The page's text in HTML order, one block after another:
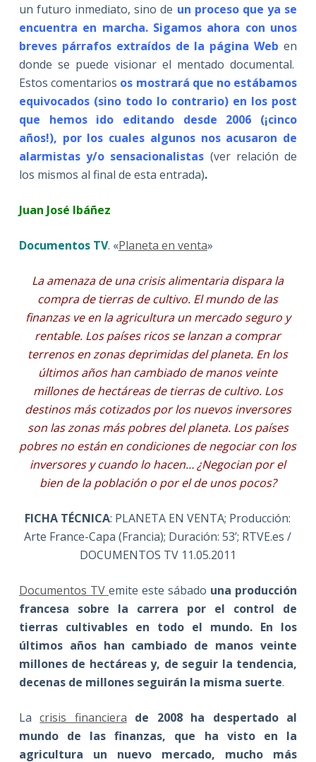
un futuro inmediato, sino de un proceso que ya se
encuentra en marcha. Sigamos ahora con unos
breves párrafos extraídos de la página Web en
donde se puede visionar el mentado documental.
Estos comentarios os mostrará que no estábamos
equivocados (sino todo lo contrario) en los post
que hemos ido editando desde 2006 (¡cinco
años!), por los cuales algunos nos acusaron de
alarmistas y/o sensacionalistas (ver relación de
los mismos al final de esta entrada).
Juan José Ibáñez
Documentos TV. «Planeta en venta»
La amenaza de una crisis alimentaria dispara la
compra de tierras de cultivo. El mundo de las
finanzas ve en la agricultura un mercado seguro y
rentable. Los países ricos se lanzan a comprar
terrenos en zonas deprimidas del planeta. En los
últimos años han cambiado de manos veinte
millones de hectáreas de tierras de cultivo. Los
destinos más cotizados por los nuevos inversores
son las zonas más pobres del planeta. Los países
pobres no están en condiciones de negociar con los
inversores y cuando lo hacen… ¿Negocian por el
bien de la población o por el de unos pocos?
FICHA TÉCNICA: PLANETA EN VENTA; Producción:
Arte France-Capa (Francia); Duración: 53’; RTVE.es /
DOCUMENTOS TV 11.05.2011
Documentos TV emite este sábado una producción
francesa sobre la carrera por el control de
tierras cultivables en todo el mundo. En los
últimos años han cambiado de manos veinte
millones de hectáreas y, de seguir la tendencia,
decenas de millones seguirán la misma suerte.
Lacrisis financiera de 2008 ha despertado al
mundo de las finanzas, que ha visto en la
agricultura un nuevo mercado, mucho más